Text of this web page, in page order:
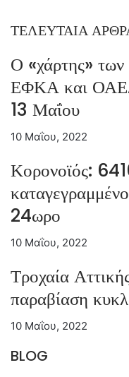
ΤΕΛΕΥΤΑΙΑ
Ο «χάρτης»
ΕΦΚΑ και
13 Μαΐου
10 Μαΐου, 2022
Κορονοϊός:
24ωρο
10 Μαΐου, 2022
Τροχαία
παραβίαση
10 Μαΐου, 2022
BLOG